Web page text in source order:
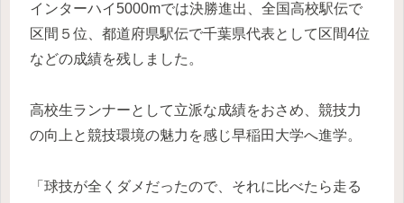
インターハイ5000mでは決勝進出、全国高校駅伝で
区間５位、都道府県駅伝で千葉県代表として区間4位
などの成績を残しました。
高校生ランナーとして立派な成績をおさめ、競技力
の向上と競技環境の魅力を感じ早稲田大学へ進学。
「球技が全くダメだったので、それに比べたら走る